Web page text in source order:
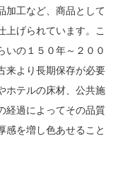
加工など、商品として
上げられています。こ
いの１５０年～２００
来より長期保存が必要
ホテルの床材、公共施
経過によってその品質
感を増し色あせること